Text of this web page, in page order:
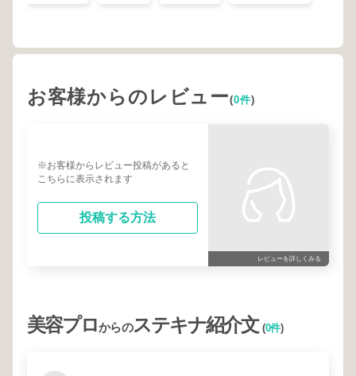
お客様からのレビュー(0件)
※お客様からレビュー投稿があると
こちらに表示されます
投稿する方法
レビューを詳しくみる
美容プロからのステキナ紹介文(0件)